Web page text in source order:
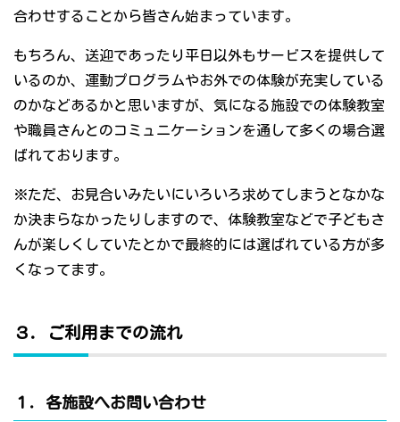
合わせすることから皆さん始まっています。
もちろん、送迎であったり平日以外もサービスを提供して
いるのか、運動プログラムやお外での体験が充実している
のかなどあるかと思いますが、気になる施設での体験教室
や職員さんとのコミュニケーションを通して多くの場合選
ばれております。
※ただ、お見合いみたいにいろいろ求めてしまうとなかな
か決まらなかったりしますので、体験教室などで子どもさ
んが楽しくしていたとかで最終的には選ばれている方が多
くなってます。
３．ご利用までの流れ
１．各施設へお問い合わせ